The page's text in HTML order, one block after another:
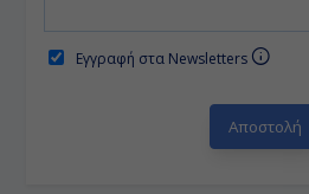
Εγγραφή στα Newsletters